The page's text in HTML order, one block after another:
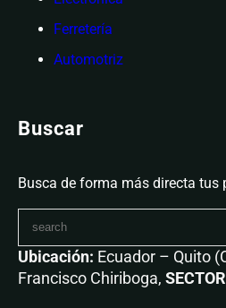
Ferretería
Automotriz
Buscar
Busca de forma más directa tus
Ubicación: Ecuador – Quito
Francisco Chiriboga,